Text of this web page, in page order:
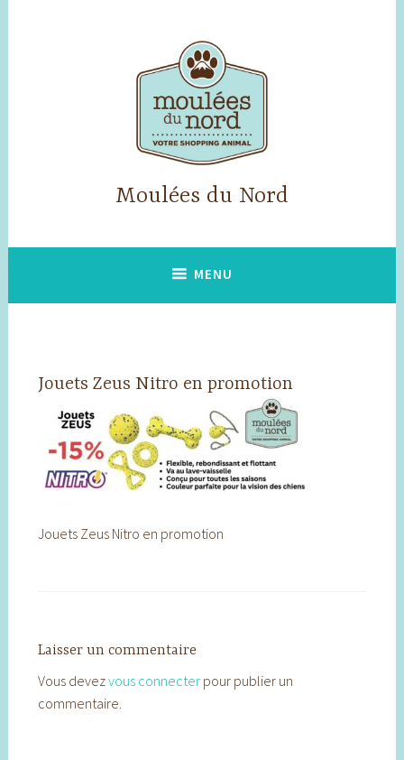
Moulées du Nord
MENU
Jouets Zeus Nitro en promotion
Jouets Zeus Nitro en promotion
Laisser un commentaire
Vous devezvous connecterpour publier un
commentaire.